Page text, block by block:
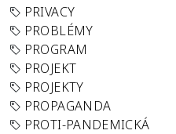
PRIVACY
PROBLÉMY
PROGRAM
PROJEKT
PROJEKTY
PROPAGANDA
PROTI-PANDEMICKÁ